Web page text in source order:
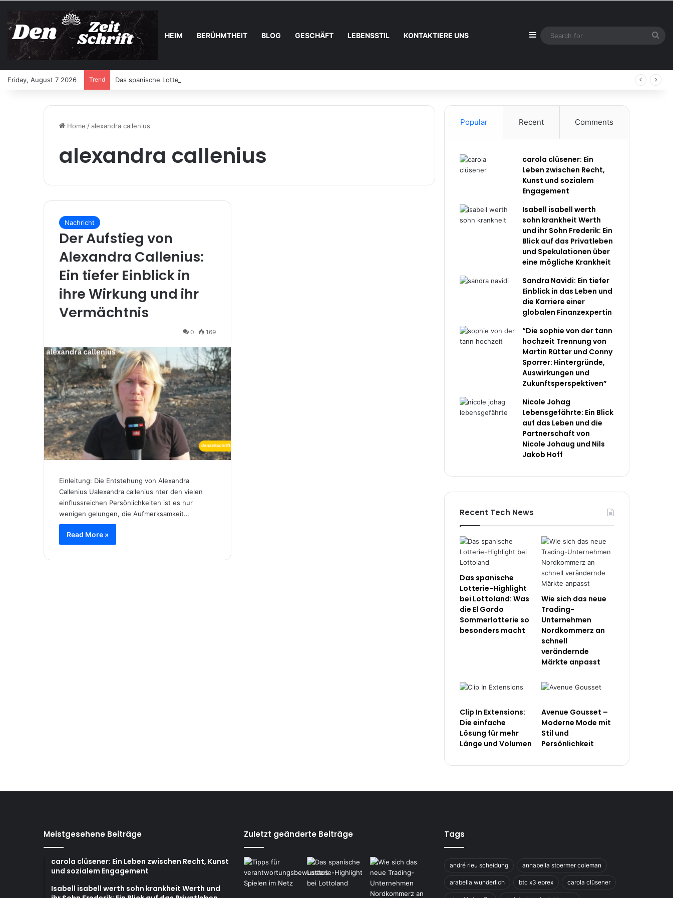
HEIM BERÜHMTHEIT BLOG GESCHÄFT LEBENSSTIL KONTAKTIERE UNS Sidebar
Friday, August 7 2026 Trend Das spanische Lotterie-Highlight bei Lottoland: Was die El Gordo Sommerlotterie so besonders macht
Home /alexandra callenius
alexandra callenius
Nachricht
Der Aufstieg von
Alexandra Callenius:
Ein tiefer Einblick in
ihre Wirkung und ihr
Vermächtnis
0 169
Einleitung: Die Entstehung von Alexandra
Callenius Ualexandra callenius nter den vielen
einflussreichen Persönlichkeiten ist es nur
wenigen gelungen, die Aufmerksamkeit…
Read More »
Popular Recent Comments
carola clüsener: Ein
Leben zwischen Recht,
Kunst und sozialem
Engagement
Isabell isabell werth
sohn krankheit Werth
und ihr Sohn Frederik: Ein
Blick auf das Privatleben
und Spekulationen über
eine mögliche Krankheit
Sandra Navidi: Ein tiefer
Einblick in das Leben und
die Karriere einer
globalen Finanzexpertin
“Die sophie von der tann
hochzeit Trennung von
Martin Rütter und Conny
Sporrer: Hintergründe,
Auswirkungen und
Zukunftsperspektiven”
Nicole Johag
Lebensgefährte: Ein Blick
auf das Leben und die
Partnerschaft von
Nicole Johaug und Nils
Jakob Hoff
Recent Tech News
Das spanische
Lotterie-Highlight
bei Lottoland: Was
die El Gordo
Sommerlotterie so
besonders macht
Wie sich das neue
Trading-
Unternehmen
Nordkommerz an
schnell
verändernde
Märkte anpasst
Clip In Extensions:
Die einfache
Lösung für mehr
Länge und Volumen
Avenue Gousset –
Moderne Mode mit
Stil und
Persönlichkeit
Meistgesehene Beiträge
carola clüsener: Ein Leben zwischen Recht, Kunst
und sozialem Engagement
Isabell isabell werth sohn krankheit Werth und
Zuletzt geänderte Beiträge Tags
andré rieu scheidung annabella stoermer coleman
arabella wunderlich btc x3 eprex carola clüsener